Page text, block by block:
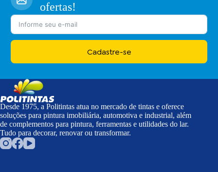
ofertas!
Cadastre-se
Desde 1975, a Politintas atua no mercado de tintas e oferece
soluções para pintura imobiliária, automotiva e industrial, além
de complementos para pintura, ferramentas e utilidades do lar.
Tudo para decorar, renovar ou transformar.